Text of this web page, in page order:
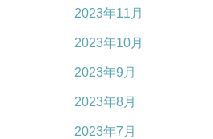
2023年11月
2023年10月
2023年9月
2023年8月
2023年7月